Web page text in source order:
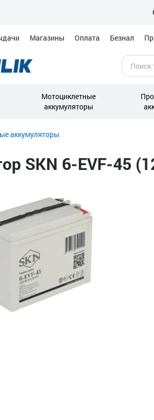
Магазины Оплата Безнал
Мотоциклетные
аккумуляторы
аккумуляторы
SKN 6-EVF-45